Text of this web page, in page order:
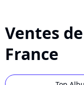
Ventes
France